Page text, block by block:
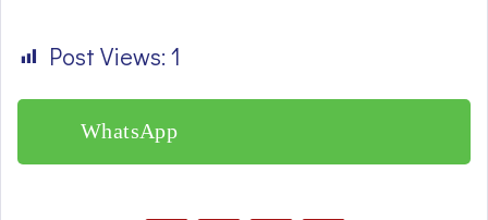
Post Views: 1
WhatsApp